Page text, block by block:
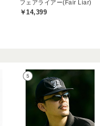
フェアライアー(Fair Liar)
￥14,399